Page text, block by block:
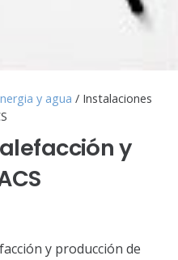
y agua / Instalaciones
y
y producción de